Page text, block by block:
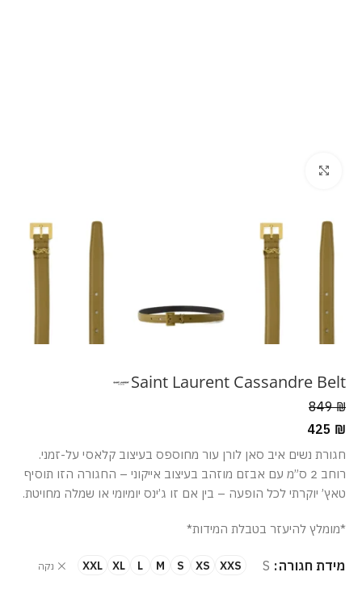
Saint Laurent Cassandre Belt
849₪
425 ₪
חגורת נשים איב סאן לורן עור מחוספס בעיצוב קלאסי על-זמני.
רוחב 2 ס”מ עם אבזם מוזהב בעיצוב אייקוני – החגורה הזו תוסיף
טאץ’ יוקרתי לכל הופעה – בין אם זו ג’ינס יומיומי או שמלה מחויטת.
*מומלץ להיעזר בטבלת המידות*
מידת חגורה S
XXS
XS
S
M
L
XL
XXL נקה